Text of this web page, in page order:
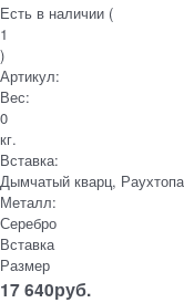
Есть в наличии (
1
)
Артикул:
Вес:
0
кг.
Вставка:
Дымчатый кварц,
Металл:
Серебро
Вставка
Размер
17 640руб.